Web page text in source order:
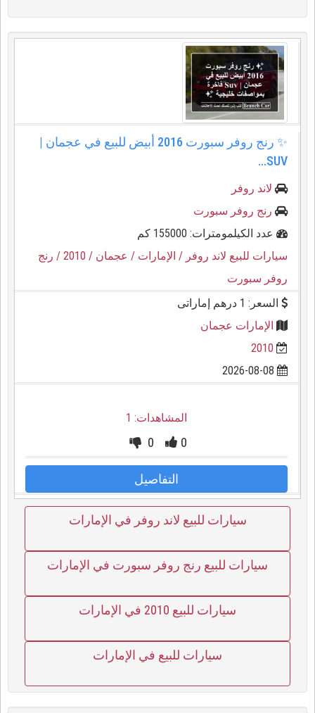
✨ رنج روفر سبورت 2016 أبيض للبيع في عجمان |
SUV...
لاند روفر
رنج روفر سبورت
عدد الكيلمومترات: 155000 كم
سيارات للبيع لاند روفر / الإمارات / عجمان / 2010
/ رنج
روفر سبورت
السعر: 1 درهم إماراتى
الإمارات عجمان
2010
المشاهدات: 1
0
0
التفاصيل
سيارات للبيع لاند روفر في الإمارات
سيارات للبيع رنج روفر سبورت في الإمارات
سيارات للبيع 2010 في الإمارات
سيارات للبيع في الإمارات